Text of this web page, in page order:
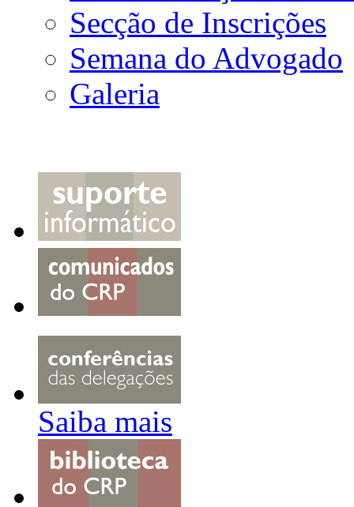
Secção de Inscrições
Semana do Advogado
Galeria
Saiba mais